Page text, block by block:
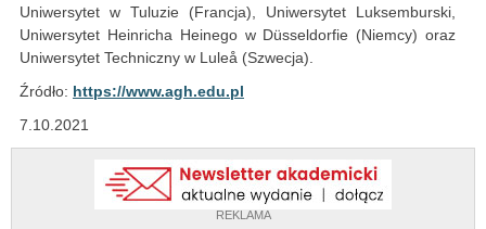
REKLAMA
Uniwersytet w Tuluzie (Francja), Uniwersytet Luksemburski,
Uniwersytet Heinricha Heinego w Düsseldorfie (Niemcy) oraz
Uniwersytet Techniczny w Luleå (Szwecja).
Źródło: https://www.agh.edu.pl
7.10.2021